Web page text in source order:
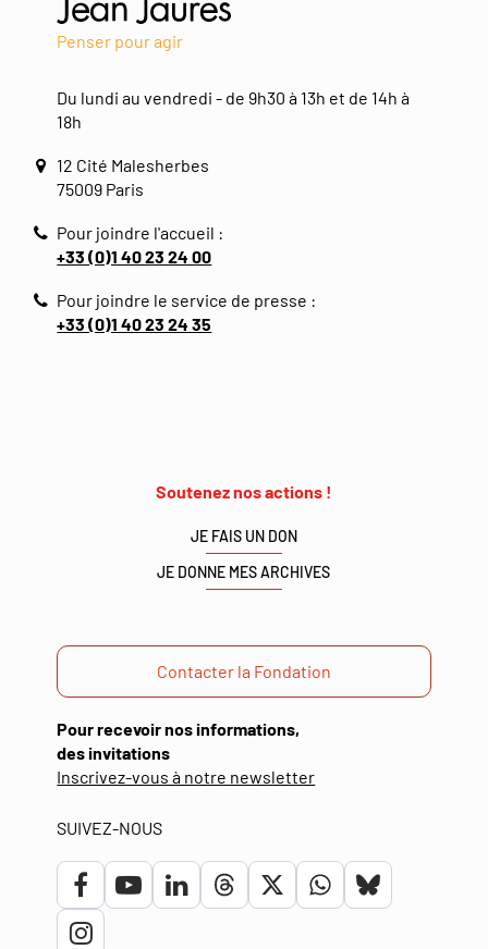
Penser pour agir
Du lundi au vendredi - de 9h30 à 13h et de 14h à
18h
12 Cité Malesherbes
75009 Paris
Pour joindre l'accueil :
+33 (0)1 40 23 24 00
Pour joindre le service de presse :
+33 (0)1 40 23 24 35
Soutenez nos actions !
JE FAIS UN DON
JE DONNE MES ARCHIVES
Contacter la Fondation
Pour recevoir nos informations,
des invitations
Inscrivez-vous à notre newsletter(ouverture
fenêtre)
SUIVEZ-NOUS
Lien
vers
LienLienLienLienLienLien